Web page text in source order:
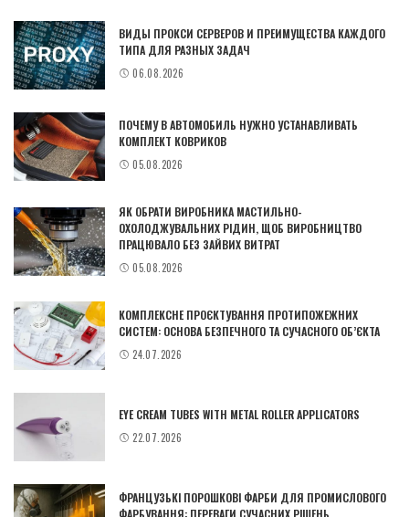
ВИДЫ ПРОКСИ СЕРВЕРОВ И ПРЕИМУЩЕСТВА КАЖДОГО
ТИПА ДЛЯ РАЗНЫХ ЗАДАЧ
06.08.2026
ПОЧЕМУ В АВТОМОБИЛЬ НУЖНО УСТАНАВЛИВАТЬ
КОМПЛЕКТ КОВРИКОВ
05.08.2026
ЯК ОБРАТИ ВИРОБНИКА МАСТИЛЬНО-
ОХОЛОДЖУВАЛЬНИХ РІДИН, ЩОБ ВИРОБНИЦТВО
ПРАЦЮВАЛО БЕЗ ЗАЙВИХ ВИТРАТ
05.08.2026
КОМПЛЕКСНЕ ПРОЄКТУВАННЯ ПРОТИПОЖЕЖНИХ
СИСТЕМ: ОСНОВА БЕЗПЕЧНОГО ТА СУЧАСНОГО ОБ’ЄКТА
24.07.2026
EYE CREAM TUBES WITH METAL ROLLER APPLICATORS
22.07.2026
ФРАНЦУЗЬКІ ПОРОШКОВІ ФАРБИ ДЛЯ ПРОМИСЛОВОГО
ФАРБУВАННЯ: ПЕРЕВАГИ СУЧАСНИХ РІШЕНЬ